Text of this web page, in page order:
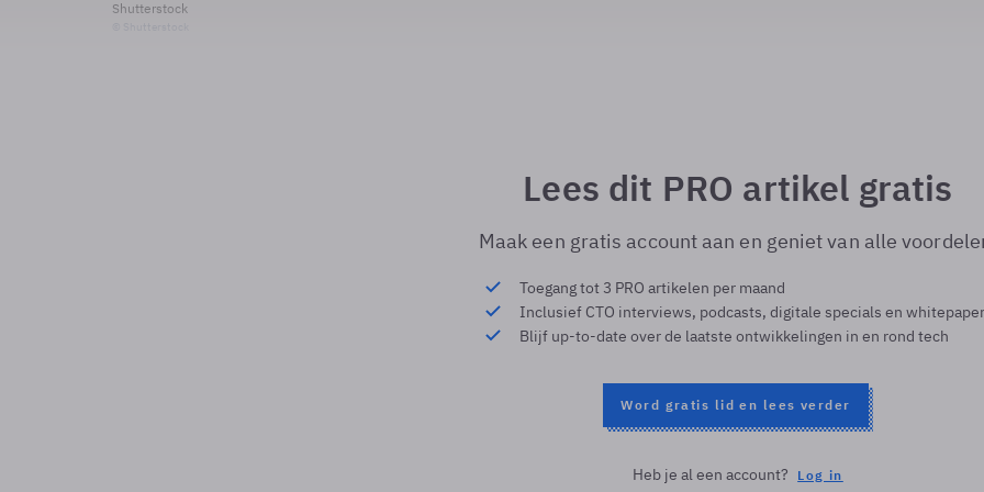
Shutterstock
Lees dit PRO artikel gratis
Maak een gratis account aan en geniet van alle
Toegang tot 3 PRO artikelen per maand
Inclusief CTO interviews, podcasts, digitale specials en
Blijf up-to-date over de laatste ontwikkelingen in en rond tech
Word gratis lid en lees verder
Heb je al een account? Log in